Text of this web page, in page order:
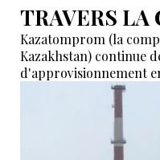
TRAVERS LA
Kazatomprom (la
Kazakhstan) continue
d'approvisionnement